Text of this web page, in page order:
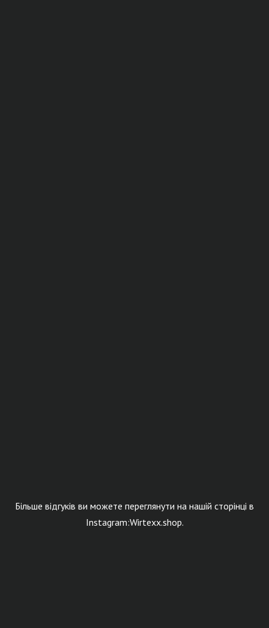
Більше відгуків ви можете переглянути на нашій сторінці в
Instagram:Wirtexx.shop.